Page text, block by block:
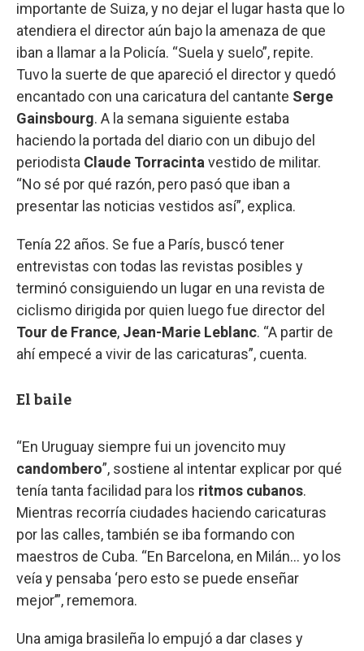
importante de Suiza, y no dejar el lugar hasta que lo
atendiera el director aún bajo la amenaza de que
iban a llamar a la Policía. “Suela y suelo”, repite.
Tuvo la suerte de que apareció el director y quedó
encantado con una caricatura del cantante Serge
Gainsbourg. A la semana siguiente estaba
haciendo la portada del diario con un dibujo del
periodista Claude Torracinta vestido de militar.
“No sé por qué razón, pero pasó que iban a
presentar las noticias vestidos así”, explica.
Tenía 22 años. Se fue a París, buscó tener
entrevistas con todas las revistas posibles y
terminó consiguiendo un lugar en una revista de
ciclismo dirigida por quien luego fue director del
Tour de France, Jean-Marie Leblanc. “A partir de
ahí empecé a vivir de las caricaturas”, cuenta.
El baile
“En Uruguay siempre fui un jovencito muy
candombero”, sostiene al intentar explicar por qué
tenía tanta facilidad para los ritmos cubanos.
Mientras recorría ciudades haciendo caricaturas
por las calles, también se iba formando con
maestros de Cuba. “En Barcelona, en Milán… yo los
veía y pensaba ‘pero esto se puede enseñar
mejor’”, rememora.
Una amiga brasileña lo empujó a dar clases y